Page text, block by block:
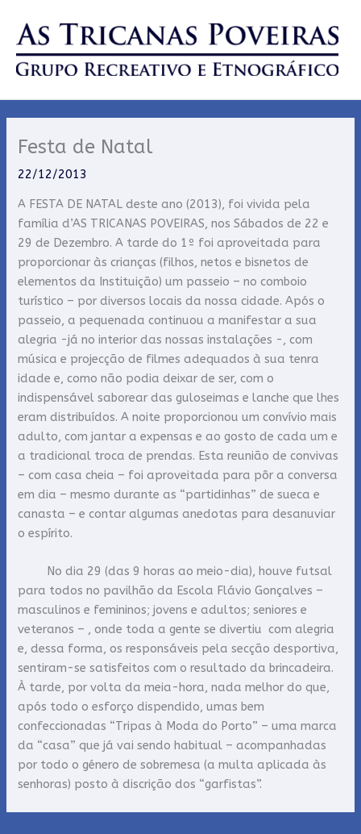
content
Festa de Natal
22/12/2013
A FESTA DE NATAL deste ano (2013), foi vivida pela
família d’AS TRICANAS POVEIRAS, nos Sábados de 22 e
29 de Dezembro. A tarde do 1º foi aproveitada para
proporcionar às crianças (filhos, netos e bisnetos de
elementos da Instituição) um passeio – no comboio
turístico – por diversos locais da nossa cidade. Após o
passeio, a pequenada continuou a manifestar a sua
alegria -já no interior das nossas instalações -, com
música e projecção de filmes adequados à sua tenra
idade e, como não podia deixar de ser, com o
indispensável saborear das guloseimas e lanche que lhes
eram distribuídos. A noite proporcionou um convívio mais
adulto, com jantar a expensas e ao gosto de cada um e
a tradicional troca de prendas. Esta reunião de convivas
– com casa cheia – foi aproveitada para pôr a conversa
em dia – mesmo durante as “partidinhas” de sueca e
canasta – e contar algumas anedotas para desanuviar
o espírito.
No dia 29 (das 9 horas ao meio-dia), houve futsal
para todos no pavilhão da Escola Flávio Gonçalves –
masculinos e femininos; jovens e adultos; seniores e
veteranos – , onde toda a gente se divertiu com alegria
e, dessa forma, os responsáveis pela secção desportiva,
sentiram-se satisfeitos com o resultado da brincadeira.
À tarde, por volta da meia-hora, nada melhor do que,
após todo o esforço dispendido, umas bem
confeccionadas “Tripas à Moda do Porto” – uma marca
da “casa” que já vai sendo habitual – acompanhadas
por todo o género de sobremesa (a multa aplicada às
senhoras) posto à discrição dos “garfistas”.